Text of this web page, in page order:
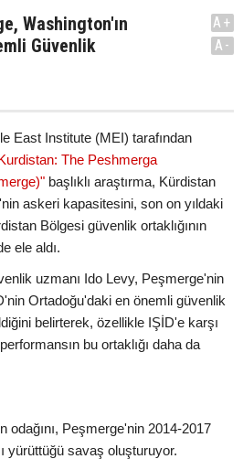
Washington'ın
Güvenlik
A+
A-
East Institute (MEI) tarafından
The Peshmerga
başlıklı araştırma, Kürdistan
askeri kapasitesini, son on yıldaki
Bölgesi güvenlik ortaklığının
ele aldı.
uzmanı Ido Levy, Peşmerge'nin
Ortadoğu'daki en önemli güvenlik
belirterek, özellikle IŞİD'e karşı
bu ortaklığı daha da
odağını, Peşmerge'nin 2014-2017
yürüttüğü savaş oluşturuyor.